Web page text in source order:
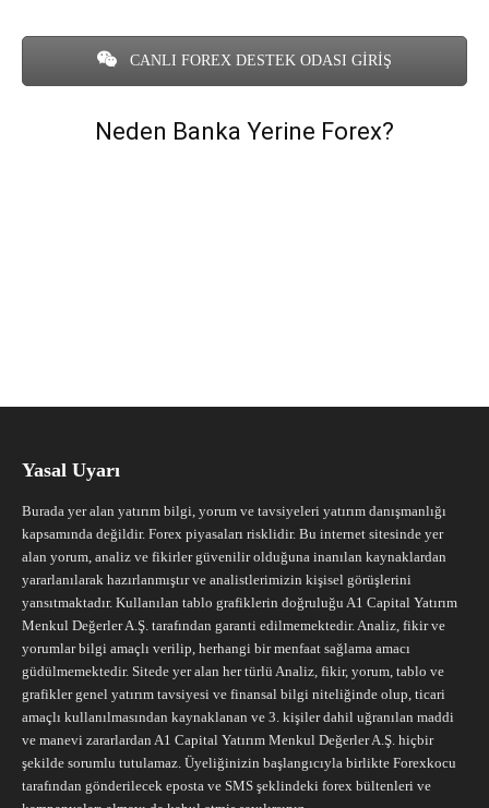
CANLI FOREX DESTEK ODASI GİRİŞ
Neden Banka Yerine Forex?
Yasal Uyarı
Burada yer alan yatırım bilgi, yorum ve tavsiyeleri yatırım danışmanlığı
kapsamında değildir. Forex piyasaları risklidir. Bu internet sitesinde yer
alan yorum, analiz ve fikirler güvenilir olduğuna inanılan kaynaklardan
yararlanılarak hazırlanmıştır ve analistlerimizin kişisel görüşlerini
yansıtmaktadır. Kullanılan tablo grafiklerin doğruluğu A1 Capital Yatırım
Menkul Değerler A.Ş. tarafından garanti edilmemektedir. Analiz, fikir ve
yorumlar bilgi amaçlı verilip, herhangi bir menfaat sağlama amacı
güdülmemektedir. Sitede yer alan her türlü Analiz, fikir, yorum, tablo ve
grafikler genel yatırım tavsiyesi ve finansal bilgi niteliğinde olup, ticari
amaçlı kullanılmasından kaynaklanan ve 3. kişiler dahil uğranılan maddi
ve manevi zararlardan A1 Capital Yatırım Menkul Değerler A.Ş. hiçbir
şekilde sorumlu tutulamaz. Üyeliğinizin başlangıcıyla birlikte Forexkocu
tarafından gönderilecek eposta ve SMS şeklindeki forex bültenleri ve